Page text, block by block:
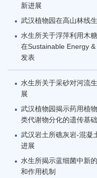
新进展
武汉植物园在高山林线
水生所关于浮萍利用木
在Sustainable Energy
发表
水生所关于采砂对河流
展
武汉植物园揭示药用植
类代谢物分化的遗传基础
武汉岩土所礁灰岩-混凝
进展
水生所揭示蓝细菌中新
和作用机制